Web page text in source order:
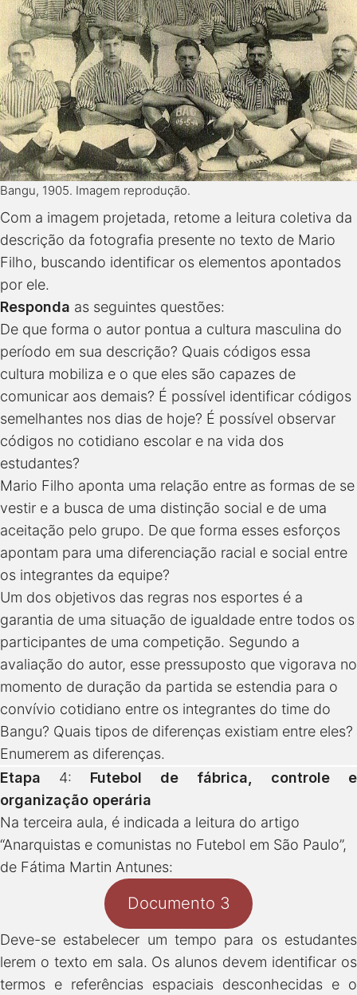
Bangu, 1905. Imagem reprodução.
Com a imagem projetada, retome a leitura coletiva da
descrição da fotografia presente no texto de Mario
Filho, buscando identificar os elementos apontados
por ele.
Responda as seguintes questões:
De que forma o autor pontua a cultura masculina do
período em sua descrição? Quais códigos essa
cultura mobiliza e o que eles são capazes de
comunicar aos demais? É possível identificar códigos
semelhantes nos dias de hoje? É possível observar
códigos no cotidiano escolar e na vida dos
estudantes?
Mario Filho aponta uma relação entre as formas de se
vestir e a busca de uma distinção social e de uma
aceitação pelo grupo. De que forma esses esforços
apontam para uma diferenciação racial e social entre
os integrantes da equipe?
Um dos objetivos das regras nos esportes é a
garantia de uma situação de igualdade entre todos os
participantes de uma competição. Segundo a
avaliação do autor, esse pressuposto que vigorava no
momento de duração da partida se estendia para o
convívio cotidiano entre os integrantes do time do
Bangu? Quais tipos de diferenças existiam entre eles?
Enumerem as diferenças.
Etapa 4: Futebol de fábrica, controle e
organização operária
Na terceira aula, é indicada a leitura do artigo
“Anarquistas e comunistas no Futebol em São Paulo”,
de Fátima Martin Antunes:
Documento 3
Deve-se estabelecer um tempo para os estudantes
lerem o texto em sala. Os alunos devem identificar os
termos e referências espaciais desconhecidas e o